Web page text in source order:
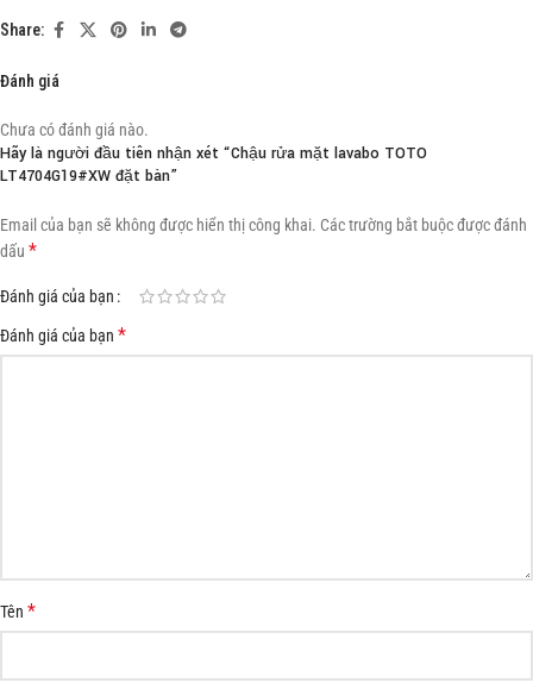
Share:
Đánh giá
Chưa có đánh giá nào.
Hãy là người đầu tiên nhận xét “Chậu rửa mặt lavabo TOTO
LT4704G19#XW đặt bàn”
Email của bạn sẽ không được hiển thị công khai. Các trường bắt buộc được đánh
dấu *
Đánh giá của bạn
Đánh giá của bạn *
Tên *